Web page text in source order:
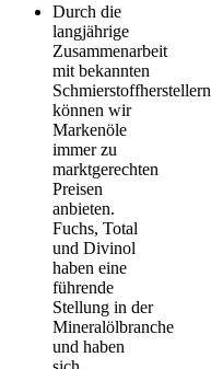
Durch die
langjährige
Zusammenarbeit
mit bekannten
Schmierstoffherstellern
können wir
Markenöle
immer zu
marktgerechten
Preisen
anbieten.
Fuchs, Total
und Divinol
haben eine
führende
Stellung in der
Mineralölbranche
und haben